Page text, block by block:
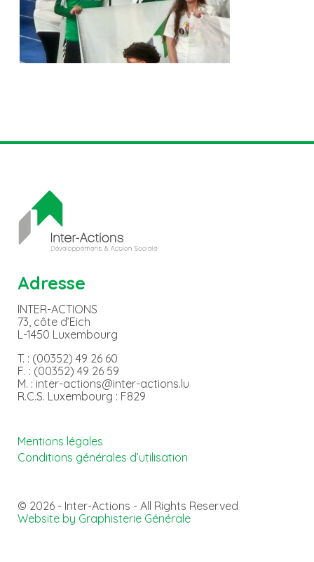
Adresse
INTER-ACTIONS
73, côte d’Eich
L-1450 Luxembourg
T. : (00352) 49 26 60
F. : (00352) 49 26 59
M. : inter-actions@inter-actions.lu
R.C.S. Luxembourg : F829
Mentions légales
Conditions générales d’utilisation
© 2026 - Inter-Actions - All Rights Reserved
Website by Graphisterie Générale